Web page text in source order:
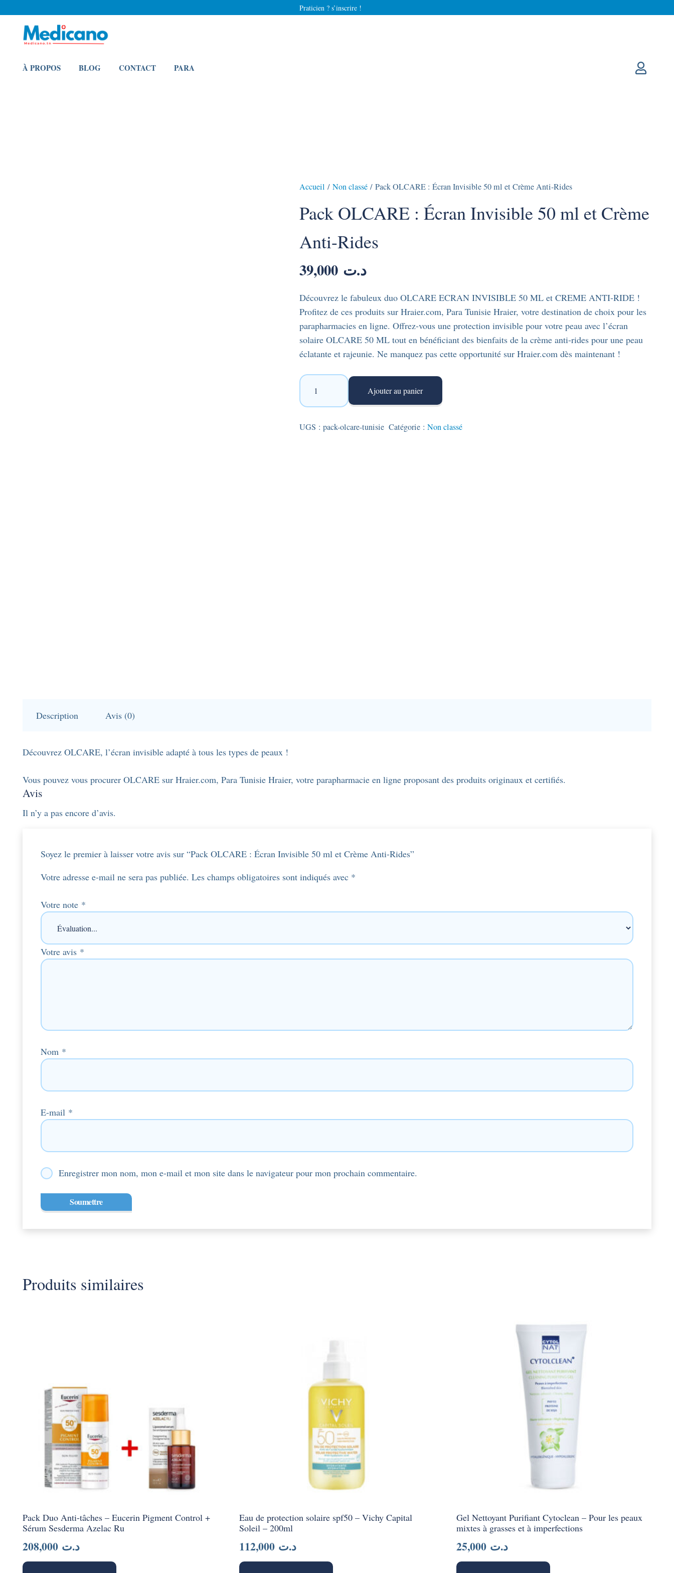
Praticien ? s’inscrire !
À PROPOS BLOG CONTACT PARA
Accueil / Non classé/ Pack OLCARE : Écran Invisible 50 ml et Crème Anti-Rides
Pack OLCARE : Écran Invisible 50 ml et Crème
Anti-Rides
د.ت 39,000
Découvrez le fabuleux duo OLCARE ECRAN INVISIBLE 50 ML et CREME ANTI-RIDE !
Profitez de ces produits sur Hraier.com, Para Tunisie Hraier, votre destination de choix pour les
parapharmacies en ligne. Offrez-vous une protection invisible pour votre peau avec l’écran
solaire OLCARE 50 ML tout en bénéficiant des bienfaits de la crème anti-rides pour une peau
éclatante et rajeunie. Ne manquez pas cette opportunité sur Hraier.com dès maintenant !
quantité
Pack
OLCARE
Ajouter au panier
UGS : pack-olcare-tunisie Catégorie :Non classé
Description Avis (0)
Découvrez OLCARE, l’écran invisible adapté à tous les types de peaux !
Vous pouvez vous procurer OLCARE sur Hraier.com, Para Tunisie Hraier, votre parapharmacie en ligne proposant des produits originaux et certifiés.
Avis
Il n’y a pas encore d’avis.
Soyez le premier à laisser votre avis sur “Pack OLCARE : Écran Invisible 50 ml et Crème Anti-Rides”
Votre adresse e-mail ne sera pas publiée. Les champs obligatoires sont indiqués avec *
Votre note *
Votre avis *
Nom *
E-mail *
Enregistrer mon nom, mon e-mail et mon site dans le navigateur pour mon prochain commentaire.
Produits similaires
Pack Duo Anti-tâches – Eucerin Pigment Control +
Sérum Sesderma Azelac Ru
د.ت
Eau de protection solaire spf50 – Vichy Capital
Soleil – 200ml
د.ت
Gel Nettoyant Purifiant Cytoclean – Pour les peaux
mixtes à grasses et à imperfections
د.ت 25,000